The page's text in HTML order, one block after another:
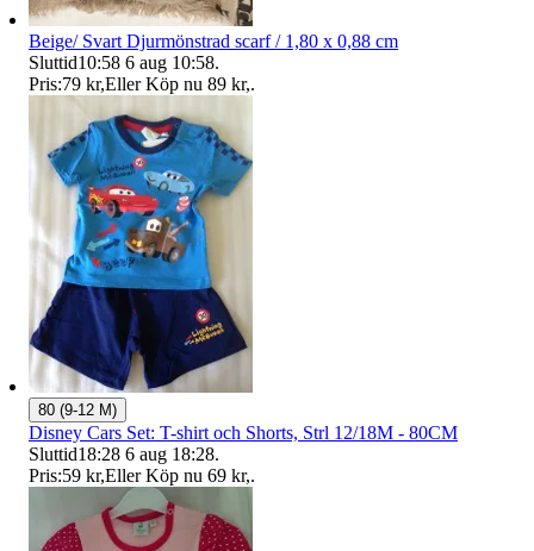
Beige/ Svart Djurmönstrad scarf / 1,80 x 0,88 cm
Sluttid10:58 6 aug 10:58.
Pris:79 kr,Eller Köp nu 89 kr,.
80 (9-12 M)
Disney Cars Set: T-shirt och Shorts, Strl 12/18M - 80CM
Sluttid18:28 6 aug 18:28.
Pris:59 kr,Eller Köp nu 69 kr,.